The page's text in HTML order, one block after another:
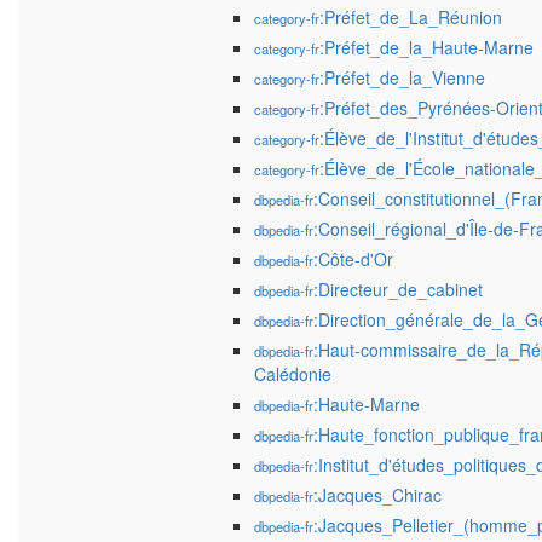
category-fr:Préfet_de_La_Réunion
category-fr:Préfet_de_la_Haute-Marne
category-fr:Préfet_de_la_Vienne
category-fr:Préfet_des_Pyrénées-
category-fr
category-fr
dbpedia-fr
dbpedia-fr:Conseil_régional_d'Île-de-
dbpedia-fr:Côte-d'Or
dbpedia-fr:Directeur_de_cabinet
dbpedia-fr
dbpedia-fr:Haut-
Calédonie
dbpedia-fr:Haute-Marne
dbpedia-fr
dbpedia-fr
dbpedia-fr:Jacques_Chirac
dbpedia-fr